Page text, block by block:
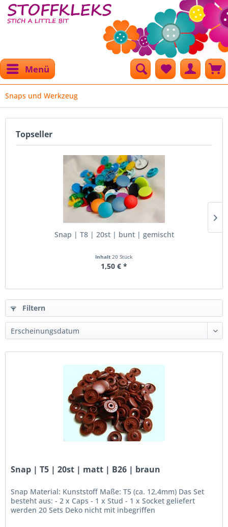
Menü
Snaps und Werkzeug
Topseller
Snap | T8 | 20st | bunt | gemischt
Inhalt 20 Stück
1,50 € *
Filtern
Snap | T5 | 20st | matt | B26 | braun
Snap Material: Kunststoff Maße: T5 (ca. 12,4mm) Das Set
besteht aus: - 2 x Caps - 1 x Stud - 1 x Socket geliefert
werden 20 Sets Deko nicht mit inbegriffen